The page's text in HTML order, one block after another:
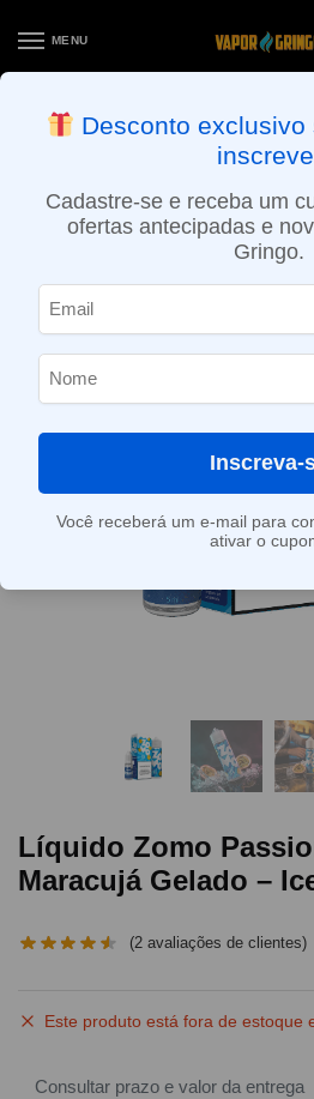
MENU
ENTREGA NO MESMO DIA EM SÃO
APROVADOS ATÉ 15:30
Líquido Zomo
Maracujá Gelado –
(2 avaliações de clientes)
Este produto está fora de estoque
Consultar prazo e valor da entrega
Desconto
Cadastre-se e receba um
ofertas antecipadas e
Gringo.
Inscreva-
Você receberá um e-mail para
ativar o